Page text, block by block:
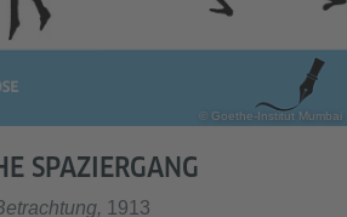
© Goethe-Institut Mumbai
SPAZIERGANG
1913